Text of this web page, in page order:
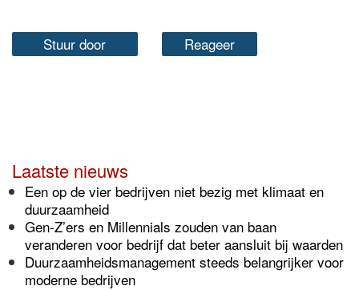
Stuur door Reageer
Laatste nieuws
Een op de vier bedrijven niet bezig met klimaat en
duurzaamheid
Gen-Z’ers en Millennials zouden van baan
veranderen voor bedrijf dat beter aansluit bij waarden
Duurzaamheidsmanagement steeds belangrijker voor
moderne bedrijven